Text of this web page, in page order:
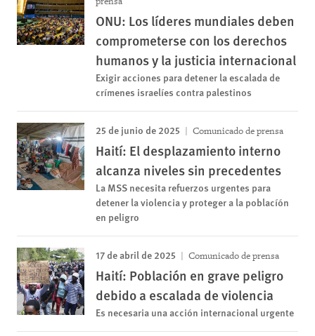
ONU: Los líderes mundiales deben
comprometerse con los derechos
humanos y la justicia internacional
Exigir acciones para detener la escalada de
crímenes israelíes contra palestinos
25 de junio de 2025 Comunicado de prensa
Haití: El desplazamiento interno
alcanza niveles sin precedentes
La MSS necesita refuerzos urgentes para
detener la violencia y proteger a la poblacíón
en peligro
17 de abril de 2025 Comunicado de prensa
Haití: Población en grave peligro
debido a escalada de violencia
Es necesaria una acción internacional urgente